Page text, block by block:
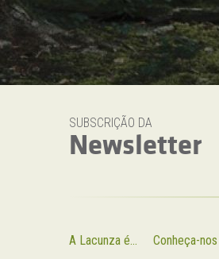
SUBSCRIÇÃO DA
Newsletter
A Lacunza é... Conheça-nos